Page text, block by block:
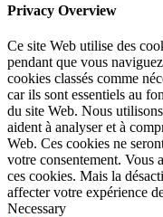
Privacy Overview
Ce site Web utilise des
pendant que vous
cookies classés comme
car ils sont essentiels au
du site Web. Nous
aident à analyser et à
Web. Ces cookies ne
votre consentement. Vous
ces cookies. Mais la
affecter votre expérience
Necessary